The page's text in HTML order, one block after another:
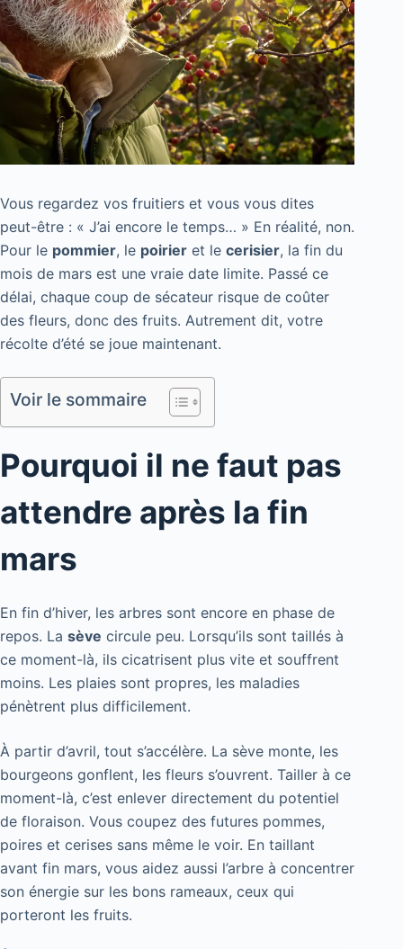
Vous regardez vos fruitiers et vous vous dites
peut-être : « J’ai encore le temps… » En réalité, non.
Pour le pommier, le poirier et le cerisier, la fin du
mois de mars est une vraie date limite. Passé ce
délai, chaque coup de sécateur risque de coûter
des fleurs, donc des fruits. Autrement dit, votre
récolte d’été se joue maintenant.
Voir le sommaire
Pourquoi il ne faut pas
attendre après la fin
mars
En fin d’hiver, les arbres sont encore en phase de
repos. La sève circule peu. Lorsqu’ils sont taillés à
ce moment-là, ils cicatrisent plus vite et souffrent
moins. Les plaies sont propres, les maladies
pénètrent plus difficilement.
À partir d’avril, tout s’accélère. La sève monte, les
bourgeons gonflent, les fleurs s’ouvrent. Tailler à ce
moment-là, c’est enlever directement du potentiel
de floraison. Vous coupez des futures pommes,
poires et cerises sans même le voir. En taillant
avant fin mars, vous aidez aussi l’arbre à concentrer
son énergie sur les bons rameaux, ceux qui
porteront les fruits.